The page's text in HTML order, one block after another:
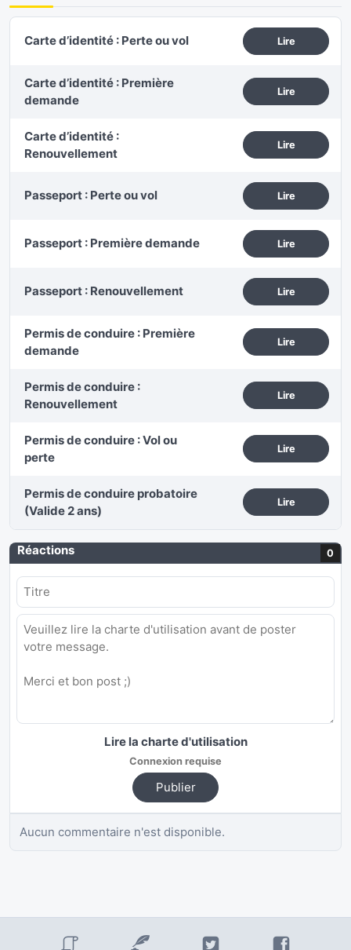
Carte d’identité : Perte ou vol Lire
Carte d’identité : Première
demande
Lire
Carte d’identité :
Renouvellement
Lire
Passeport : Perte ou vol Lire
Passeport : Première demande Lire
Passeport : Renouvellement Lire
Permis de conduire : Première
demande
Lire
Permis de conduire :
Renouvellement
Lire
Permis de conduire : Vol ou
perte
Lire
Permis de conduire probatoire
(Valide 2 ans)
Lire
Réactions 0
Lire la charte d'utilisation
Connexion requise
Publier
Aucun commentaire n'est disponible.